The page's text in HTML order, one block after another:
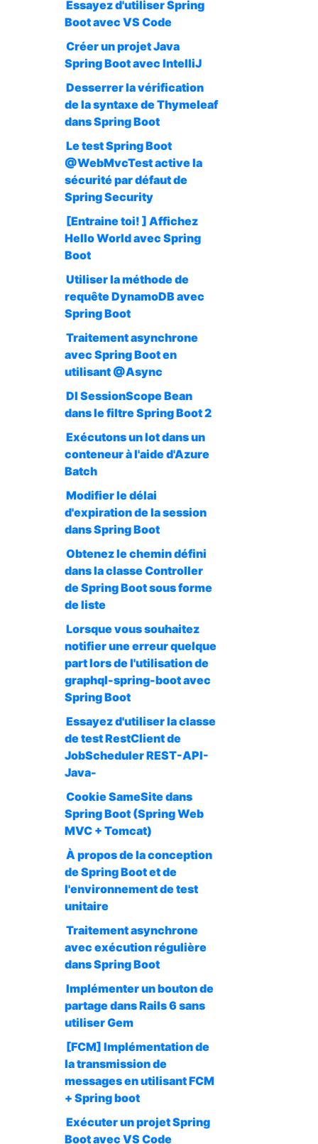
Essayez d'utiliser Spring
Boot avec VS Code
Créer un projet Java
Spring Boot avec IntelliJ
Desserrer la vérification
de la syntaxe de Thymeleaf
dans Spring Boot
Le test Spring Boot
@WebMvcTest active la
sécurité par défaut de
Spring Security
[Entraine toi! ] Affichez
Hello World avec Spring
Boot
Utiliser la méthode de
requête DynamoDB avec
Spring Boot
Traitement asynchrone
avec Spring Boot en
utilisant @Async
DI SessionScope Bean
dans le filtre Spring Boot 2
Exécutons un lot dans un
conteneur à l'aide d'Azure
Batch
Modifier le délai
d'expiration de la session
dans Spring Boot
Obtenez le chemin défini
dans la classe Controller
de Spring Boot sous forme
de liste
Lorsque vous souhaitez
notifier une erreur quelque
part lors de l'utilisation de
graphql-spring-boot avec
Spring Boot
Essayez d'utiliser la classe
de test RestClient de
JobScheduler REST-API-
Java-
Cookie SameSite dans
Spring Boot (Spring Web
MVC + Tomcat)
À propos de la conception
de Spring Boot et de
l'environnement de test
unitaire
Traitement asynchrone
avec exécution régulière
dans Spring Boot
Implémenter un bouton de
partage dans Rails 6 sans
utiliser Gem
[FCM] Implémentation de
la transmission de
messages en utilisant FCM
+ Spring boot
Exécuter un projet Spring
Boot avec VS Code